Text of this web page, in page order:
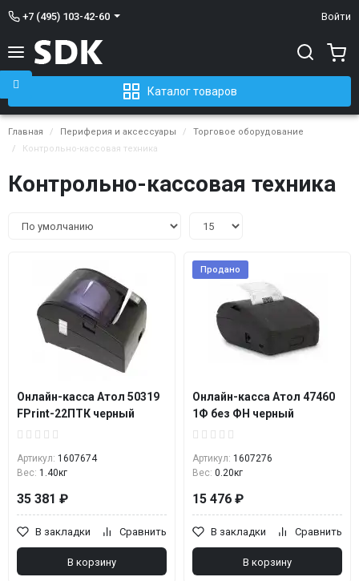
+7 (495) 103-42-60 Войти
Каталог товаров
Главная Периферия и аксессуары
Торговое оборудование
Контрольно-кассовая техника
Контрольно-кассовая техника
Онлайн-касса Атол 50319
FPrint-22ПТК черный
Артикул: 1607674
Вес: 1.40кг
35 381 ₽
В закладки Сравнить
В корзину
Продано
Онлайн-касса Атол 47460
1Ф без ФН черный
Артикул: 1607276
Вес: 0.20кг
15 476 ₽
В закладки Сравнить
В корзину